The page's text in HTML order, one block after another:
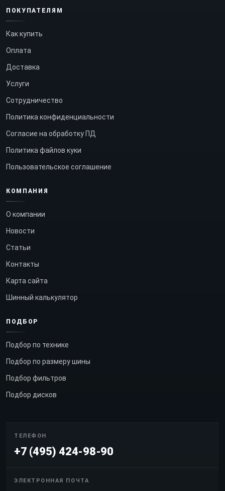
ПОКУПАТЕЛЯМ
Как купить
Оплата
Доставка
Услуги
Сотрудничество
Политика конфиденциальности
Согласие на обработку ПД
Политика файлов куки
Пользовательское соглашение
КОМПАНИЯ
О компании
Новости
Статьи
Контакты
Карта сайта
Шинный калькулятор
ПОДБОР
Подбор по технике
Подбор по размеру шины
Подбор фильтров
Подбор дисков
ТЕЛЕФОН
+7 (495) 424-98-90
ЭЛЕКТРОННАЯ ПОЧТА